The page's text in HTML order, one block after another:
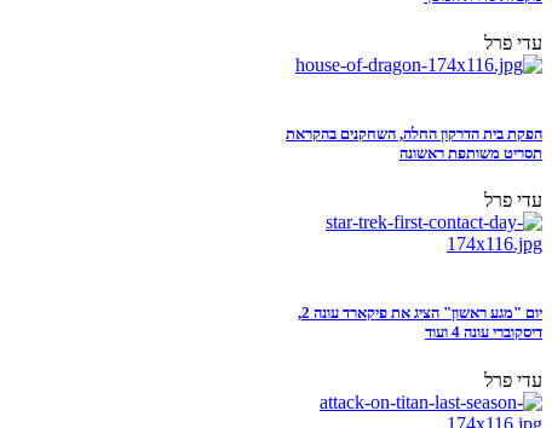
עדי פרל
הפקת בית הדרקון החלה, השחקנים בהקראת
תסריט משותפת ראשונה
עדי פרל
יום "מגע ראשון" הציג את פיקארד עונה 2,
דיסקוברי עונה 4 ועוד
עדי פרל